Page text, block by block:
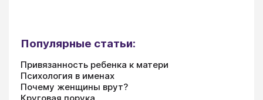
Популярные статьи:
Привязанность ребенка к матери
Психология в именах
Почему женщины врут?